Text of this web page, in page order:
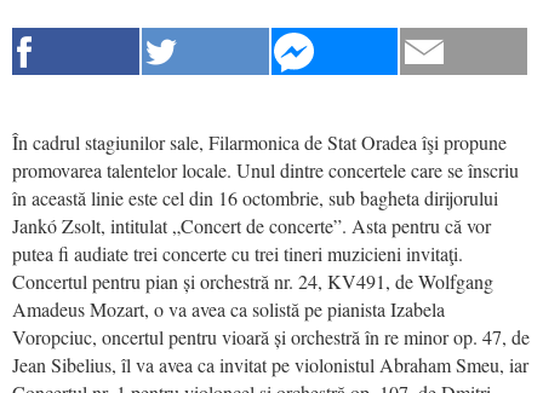
În cadrul stagiunilor sale, Filarmonica de Stat Oradea îşi propune
promovarea talentelor locale. Unul dintre concertele care se înscriu
în această linie este cel din 16 octombrie, sub bagheta dirijorului
Jankó Zsolt, intitulat „Concert de concerte”. Asta pentru că vor
putea fi audiate trei concerte cu trei tineri muzicieni invitaţi.
Concertul pentru pian și orchestră nr. 24, KV491, de Wolfgang
Amadeus Mozart, o va avea ca solistă pe pianista Izabela
Voropciuc, oncertul pentru vioară și orchestră în re minor op. 47, de
Jean Sibelius, îl va avea ca invitat pe violonistul Abraham Smeu, iar